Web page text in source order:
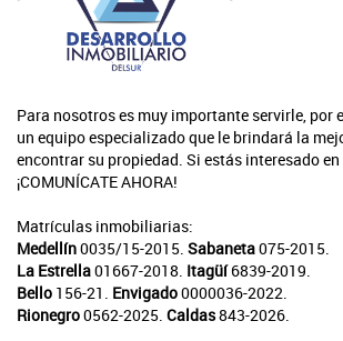
Para nosotros es muy importante servirle, por
un equipo especializado que le brindará la
encontrar su propiedad. Si estás interesado
¡COMUNÍCATE AHORA!
Matrículas inmobiliarias:
Medellín0035/15-2015. Sabaneta075-2015.
La Estrella01667-2018. Itagüí6839-2019.
Bello 156-21. Envigado0000036-2022.
Rionegro0562-2025. Caldas843-2026.